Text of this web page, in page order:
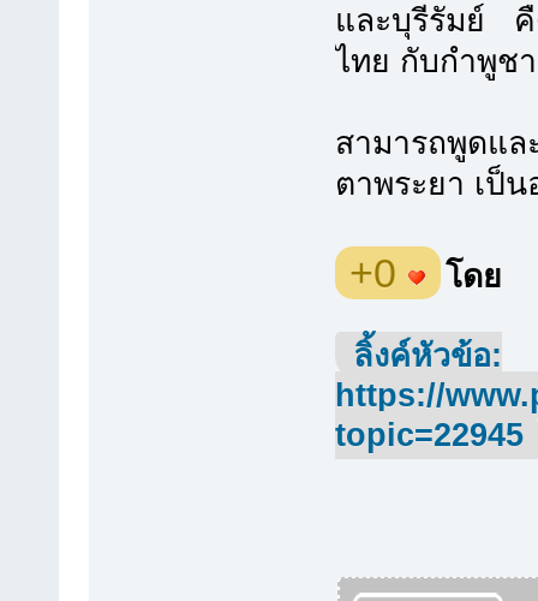
และบุรีรัมย์ คื
ไทย กับกำพูชา
สามารถพูดแล
ตาพระยา เป็
+0 โดย
ลิ้งค์หัวข้อ:
https://
topic=22945